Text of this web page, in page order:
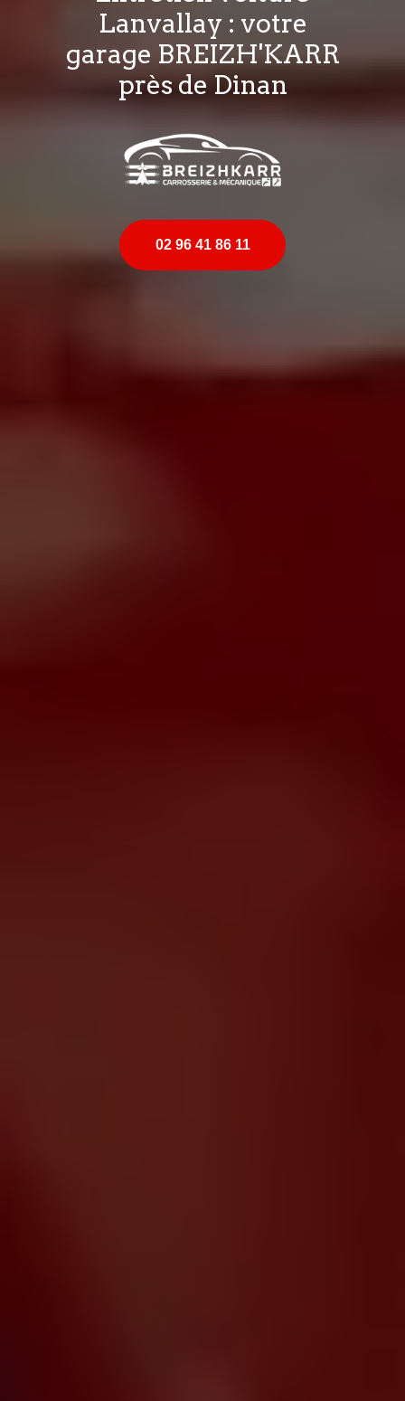
Lanvallay : votre
garage BREIZH'KARR
près de Dinan
02 96 41 86 11